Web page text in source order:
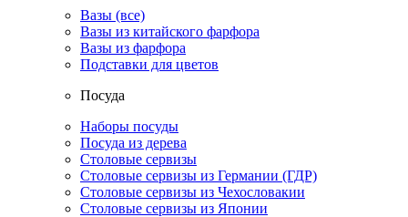
Вазы (все)
Вазы из китайского фарфора
Вазы из фарфора
Подставки для цветов
Посуда
Наборы посуды
Посуда из дерева
Столовые сервизы
Столовые сервизы из Германии (ГДР)
Столовые сервизы из Чехословакии
Столовые сервизы из Японии